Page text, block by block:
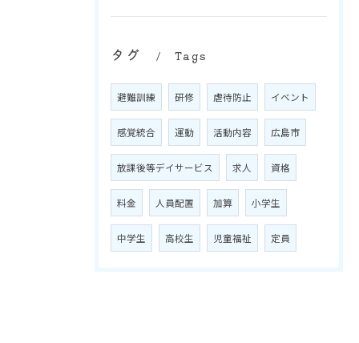
タグ Tags
避難訓練 研修 虐待防止 イベント
感覚統合 運動 活動内容 広島市
放課後等デイサービス 求人 資格
料金 人員配置 加算 小学生
中学生 高校生 児童福祉 定員